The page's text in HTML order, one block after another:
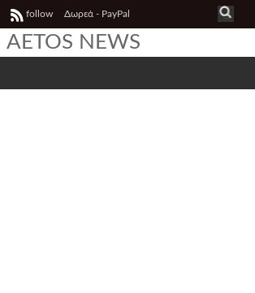
follow Δωρεά - PayPal
AETOS NEWS